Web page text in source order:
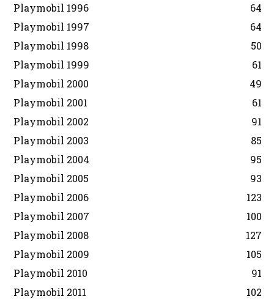
Playmobil 1996
64
Playmobil 1997
64
Playmobil 1998
50
Playmobil 1999
61
Playmobil 2000
49
Playmobil 2001
61
Playmobil 2002
91
Playmobil 2003
85
Playmobil 2004
95
Playmobil 2005
93
Playmobil 2006
123
Playmobil 2007
100
Playmobil 2008
127
Playmobil 2009
105
Playmobil 2010
91
Playmobil 2011
102